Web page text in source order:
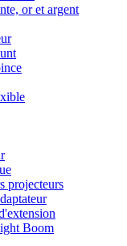
or et argent
projecteurs
Boom